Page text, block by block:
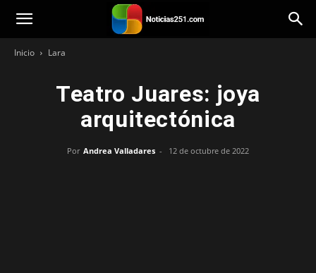
Noticias251
Inicio Lara
Teatro Juares: joya
arquitectónica
Por Andrea Valladares - 12 de octubre de 2022